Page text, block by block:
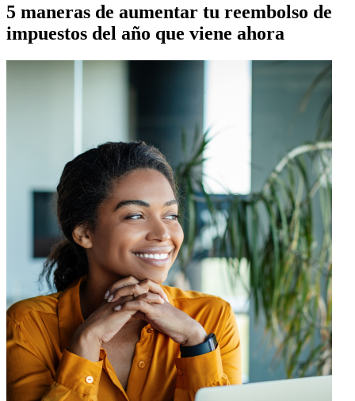
5 maneras de aumentar tu reembolso de
impuestos del año que viene ahora